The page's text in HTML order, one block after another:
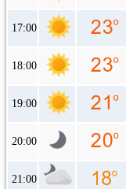
17:00
18:00
19:00
20:00
21:00